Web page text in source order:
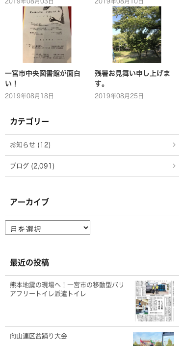
一宮市中央図書館が面白
い！
2019年08月18日
残暑お見舞い申し上げま
す。
2019年08月25日
カテゴリー
お知らせ (12)
ブログ (2,091)
アーカイブ
ー
ブ
最近の投稿
熊本地震の現場へ！一宮市の移動型バリ
アフリートイレ派遣トイレ
向山連区盆踊り大会